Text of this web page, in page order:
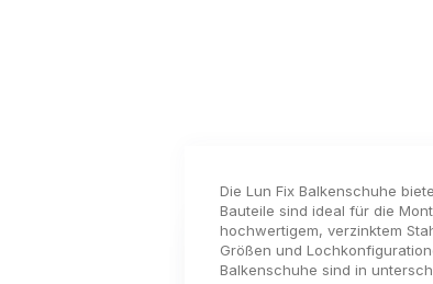
Die Lun Fix Balkenschuhe
Bauteile sind ideal für die
hochwertigem, verzinktem
Größen und
Balkenschuhe sind in